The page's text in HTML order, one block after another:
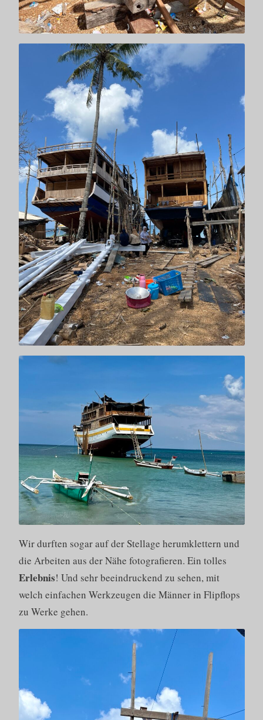
Wir durften sogar auf der Stellage herumklettern und
die Arbeiten aus der Nähe fotografieren. Ein tolles
Erlebnis! Und sehr beeindruckend zu sehen, mit
welch einfachen Werkzeugen die Männer in Flipflops
zu Werke gehen.